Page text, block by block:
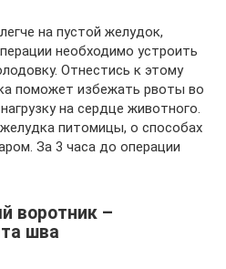
на пустой желудок,
необходимо устроить
Отнестись к этому
поможет избежать рвоты во
на сердце животного.
питомицы, о способах
За 3 часа до операции
воротник –
шва